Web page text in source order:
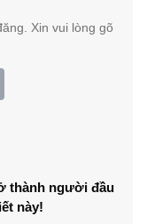
Xin vui lòng gõ
thành người đầu
này!